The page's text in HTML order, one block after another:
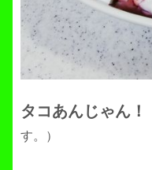
タコあんじゃん！
す。）